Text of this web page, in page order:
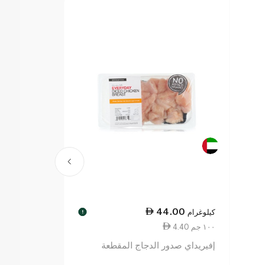
44.00 كيلوغرام !
4.40 ١٠٠ جم
إفيريداي صدور الدجاج المقطعة